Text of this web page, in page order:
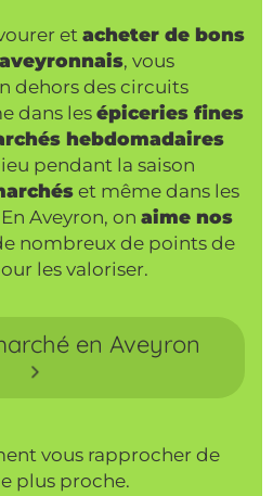
et acheter de bons
, vous
dehors des circuits
dans les épiceries fines
hebdomadaires
pendant la saison
et même dans les
En Aveyron, on aime nos
nombreux de points de
les valoriser.
en Aveyron
vous rapprocher de
plus proche.